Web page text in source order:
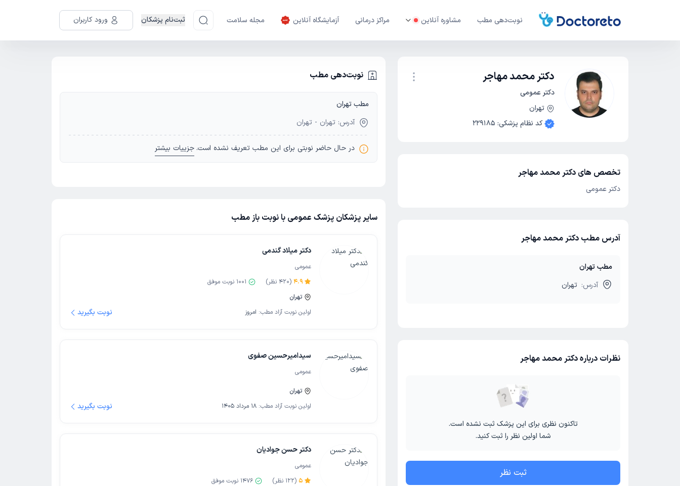
نوبت‌دهی مطب مشاوره آنلاین مراکز درمانی آزمایشگاه آنلاین مجله سلامت ثبت‌نام پزشکان ورود کاربران
دکتر محمد مهاجر
دکتر عمومی
تهران
کد نظام پزشکی:
229185
نوبت‌دهی مطب
مطب تهران
آدرس: تهران - تهران
در حال حاضر نوبتی برای این مطب تعریف نشده است. جزییات بیشتر
سایر پزشکان پزشک عمومی با نوبت باز مطب
دکتر میلاد گندمی
عمومی
4.9
(
420 نظر) 1001 نوبت موفق
تهران
اولین نوبت آزاد مطب: امروز نوبت بگیرید
سیدامیرحسین صفوی
عمومی
تهران
اولین نوبت آزاد مطب: 18 مرداد 1405 نوبت بگیرید
دکتر حسن جوادیان
عمومی
5
(
122 نظر) 1476 نوبت موفق
تخصص های دکتر محمد مهاجر
دکتر عمومی
آدرس مطب دکتر محمد مهاجر
مطب تهران
آدرس: تهران
نظرات درباره دکتر محمد مهاجر
تاکنون نظری برای این پزشک ثبت نشده است.
شما اولین نظر را ثبت کنید.
ثبت نظر